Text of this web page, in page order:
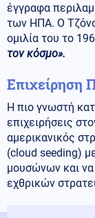
έγγραφα
των ΗΠΑ. Ο
ομιλία του το
τον κόσμο».
Επιχείρηση
Η πιο γνωστή
επιχειρήσεις
αμερικανικός
(cloud seeding)
μουσώνων και να
εχθρικών